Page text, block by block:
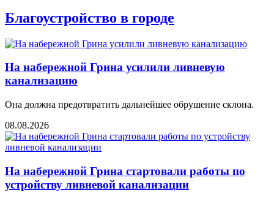
Благоустройство в городе
На набережной Грина усилили ливневую
канализацию
Она должна предотвратить дальнейшее обрушение склона.
08.08.2026
На набережной Грина стартовали работы по
устройству ливневой канализации